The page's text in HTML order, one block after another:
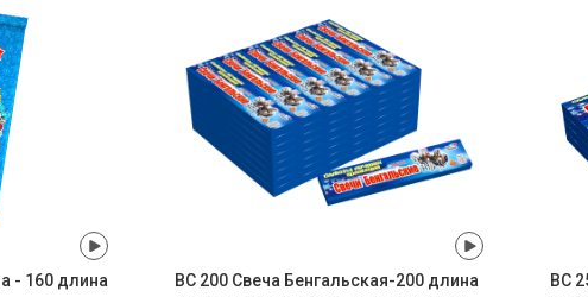
- 160 длина
ВС 200 Свеча Бенгальская-200 длина
ВС